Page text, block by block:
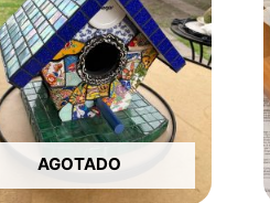
AGOTADO
precios:
desde
$70.000
hasta
$90.000
tiene
múltiples
variantes.
se
pueden
elegir